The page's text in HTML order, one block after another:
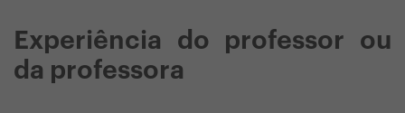
Experiência do professor ou
da professora